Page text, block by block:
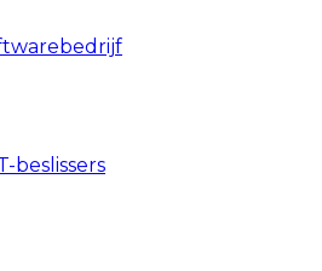
beslissers